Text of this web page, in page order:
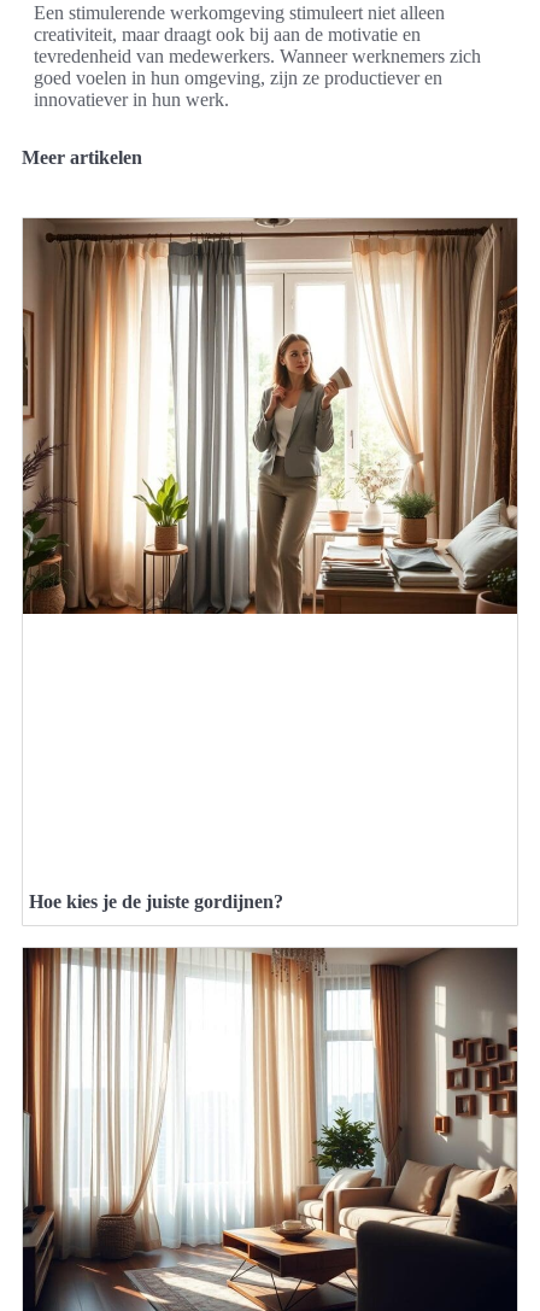
Een stimulerende werkomgeving stimuleert niet alleen
creativiteit, maar draagt ook bij aan de motivatie en
tevredenheid van medewerkers. Wanneer werknemers zich
goed voelen in hun omgeving, zijn ze productiever en
innovatiever in hun werk.
Meer artikelen
Hoe kies je de juiste gordijnen?